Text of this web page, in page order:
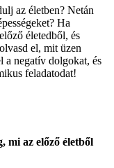
az életben? Netán
Ha
életedből, és
el, mit üzen
a negatív dolgokat, és
feladatodat!
mi az előző életből